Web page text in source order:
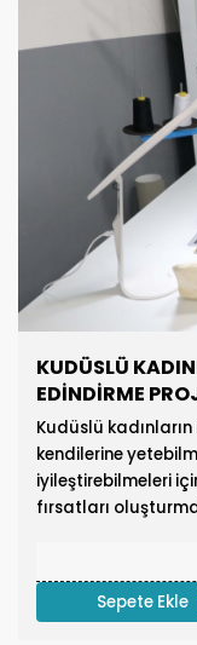
KUDÜSLÜ
EDİNDİRME
Kudüslü
kendilerine
iyileştirebilmeleri
fırsatları
Sepete Ekle